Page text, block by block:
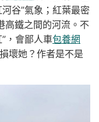
河谷”氣象；紅葉最密
高鐵之間的河流。不
，會鄙人車包養網
壞她？作者是不是